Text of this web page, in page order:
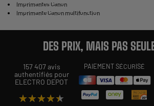
Imprimantes Canon
Imprimante Canon multifonction
DES PRIX, MAIS PAS
157 407 avis
authentifiés pour
ELECTRO DEPOT
★★★★★
★★★★★
PAIEMENT SÉCURISÉ